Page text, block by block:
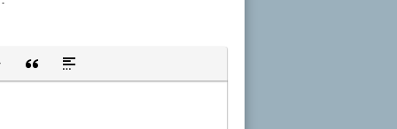
ссылку
скрытого текста
Вставка цитаты
Вставка спойлера